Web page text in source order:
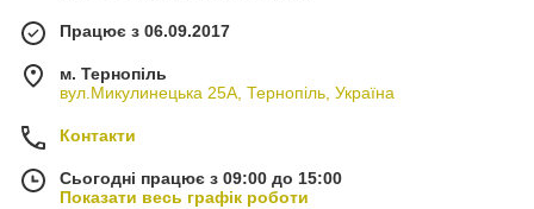
Працює з 06.09.2017
м. Тернопіль
вул.Микулинецька 25А, Тернопіль, Україна
Контакти
Сьогодні працює з 09:00 до 15:00
Показати весь графік роботи